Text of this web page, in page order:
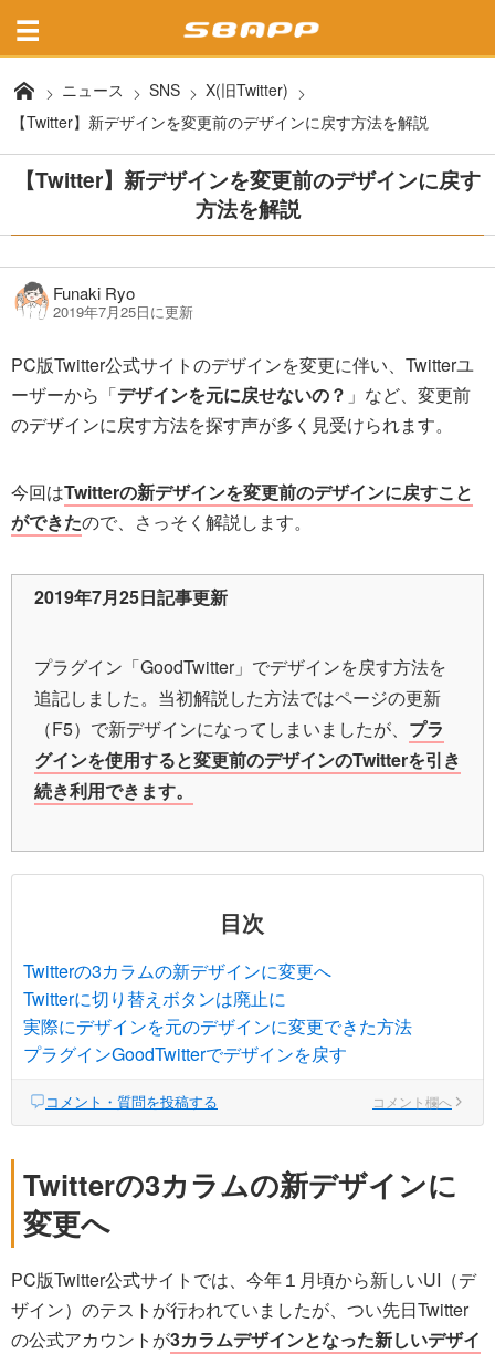
ニュース SNS
X(旧Twitter)
【Twitter】新デザインを変更前のデザインに戻す方法を解説
【Twitter】新デザインを変更前のデザインに戻す
方法を解説
Funaki Ryo
2019年7月25日に更新
PC版Twitter公式サイトのデザインを変更に伴い、Twitterユ
ーザーから「デザインを元に戻せないの？ 」など、変更前
のデザインに戻す方法を探す声が多く見受けられます。
今回はTwitterの新デザインを変更前のデザインに戻すこと
ができたので、さっそく解説します。
2019年7月25日記事更新
プラグイン「GoodTwitter」でデザインを戻す方法を
追記しました。当初解説した方法ではページの更新
（F5）で新デザインになってしまいましたが、 プラ
グインを使用すると変更前のデザインのTwitterを引き
続き利用できます。
目次
Twitterの3カラムの新デザインに変更へ
Twitterに切り替えボタンは廃止に
実際にデザインを元のデザインに変更できた方法
プラグインGoodTwitterでデザインを戻す
コメント・質問を投稿する コメント欄へ
Twitterの3カラムの新デザインに
変更へ
PC版Twitter公式サイトでは、今年１月頃から新しいUI（デ
ザイン）のテストが行われていましたが、つい先日Twitter
の公式アカウントが3カラムデザインとなった新しいデザイ